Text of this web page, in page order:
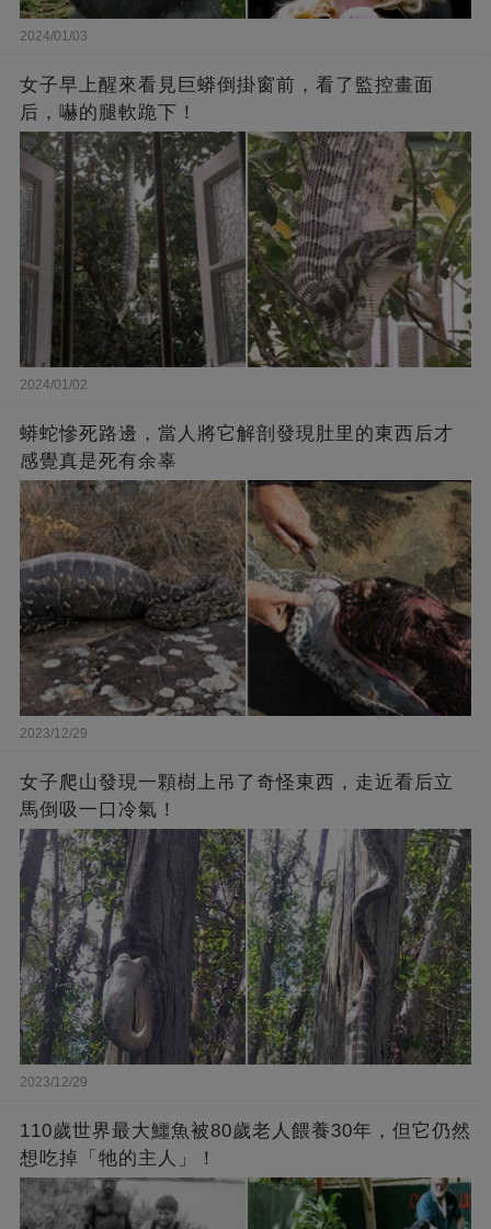
2024/01/03
女子早上醒來看見巨蟒倒掛窗前，看了監控畫面
后，嚇的腿軟跪下！
2024/01/02
蟒蛇慘死路邊，當人將它解剖發現肚里的東西后才
感覺真是死有余辜
2023/12/29
女子爬山發現一顆樹上吊了奇怪東西，走近看后立
馬倒吸一口冷氣！
2023/12/29
110歲世界最大鱷魚被80歲老人餵養30年，但它仍然
想吃掉「牠的主人」！